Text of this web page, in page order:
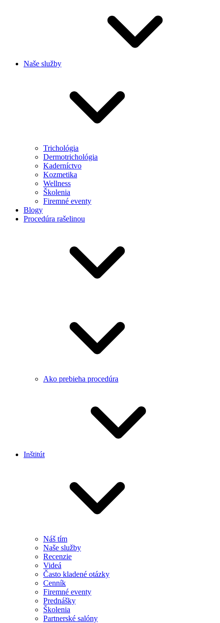
Naše služby
Trichológia
Dermotrichológia
Kaderníctvo
Kozmetika
Wellness
Školenia
Firemné eventy
Blogy
Procedúra rašelinou
Ako prebieha procedúra
Inštitút
Náš tím
Naše služby
Recenzie
Videá
Často kladené otázky
Cenník
Firemné eventy
Prednášky
Školenia
Partnerské salóny